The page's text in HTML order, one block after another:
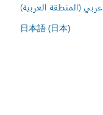
عربي (المنطقة العربية)
日本語 (日本)